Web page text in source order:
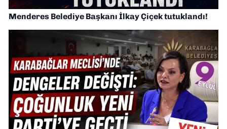
Menderes Belediye Başkanı İlkay Çiçek tutuklandı!